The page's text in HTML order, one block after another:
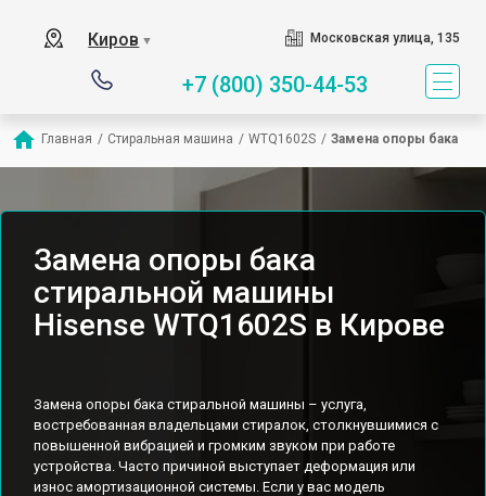
Киров ▼ Московская улица, 135
+7 (800) 350-44-53
Главная / Стиральная машина / WTQ1602S / Замена опоры бака
Замена опоры бака
стиральной машины
Hisense WTQ1602S в Кирове
Замена опоры бака стиральной машины – услуга,
востребованная владельцами стиралок, столкнувшимися с
повышенной вибрацией и громким звуком при работе
устройства. Часто причиной выступает деформация или
износ амортизационной системы. Если у вас модель